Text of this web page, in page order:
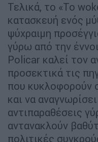
Τελικά, το «Το
κατασκευή ενός
ψύχραιμη
γύρω από την
Policar καλεί τον
προσεκτικά τις
που κυκλοφορούν
και να
αντιπαραθέσεις
αντανακλούν
πολιτικές